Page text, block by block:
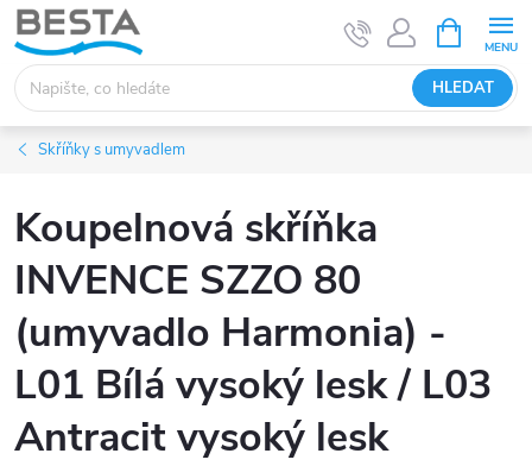
Přejít
na
obsah
HLEDAT
NÁKUPNÍ
KOŠÍK
Skříňky s umyvadlem
Koupelnová skříňka
INVENCE SZZO 80
(umyvadlo Harmonia) -
L01 Bílá vysoký lesk / L03
Antracit vysoký lesk